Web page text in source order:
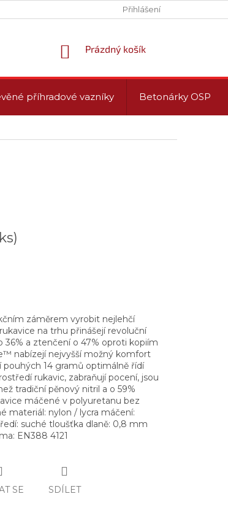
ÚDAJŮ (GDPR) PROVOZNÍ DOBA
Přihlášení
NÁKUPNÍ
Prázdný košík
příhradové vazníky Betonárky OSP
záměrem vyrobit nejlehčí
na trhu přinášejí revoluční
36% a ztenčení o 47% oproti kopiím
nabízejí nejvyšší možný komfort
14 gramů optimálně řídí
rukavic, zabraňují pocení, jsou
tradiční pěnový nitril a o 59%
máčené v polyuretanu bez
materiál: nylon / lycra máčení:
suché tloušťka dlaně: 0,8 mm
EN388 4121
SE SDÍLET